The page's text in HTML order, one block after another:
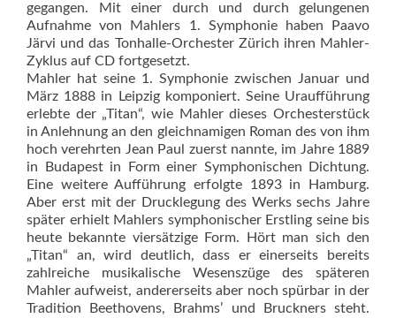
gegangen. Mit einer durch und durch gelungenen
Aufnahme von Mahlers 1. Symphonie haben Paavo
Järvi und das Tonhalle-Orchester Zürich ihren Mahler-
Zyklus auf CD fortgesetzt.
Mahler hat seine 1. Symphonie zwischen Januar und
März 1888 in Leipzig komponiert. Seine Uraufführung
erlebte der „Titan“, wie Mahler dieses Orchesterstück
in Anlehnung an den gleichnamigen Roman des von ihm
hoch verehrten Jean Paul zuerst nannte, im Jahre 1889
in Budapest in Form einer Symphonischen Dichtung.
Eine weitere Aufführung erfolgte 1893 in Hamburg.
Aber erst mit der Drucklegung des Werks sechs Jahre
später erhielt Mahlers symphonischer Erstling seine bis
heute bekannte viersätzige Form. Hört man sich den
„Titan“ an, wird deutlich, dass er einerseits bereits
zahlreiche musikalische Wesenszüge des späteren
Mahler aufweist, andererseits aber noch spürbar in der
Tradition Beethovens, Brahms’ und Bruckners steht.